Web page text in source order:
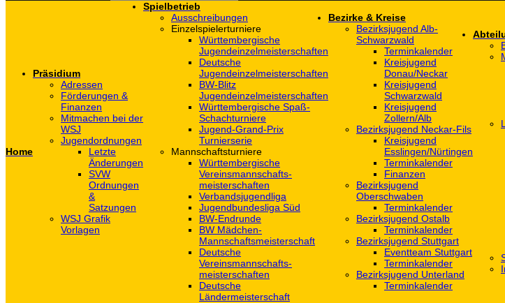
Home
Präsidium
Adressen
Förderungen &
Finanzen
Mitmachen bei der
WSJ
Jugendordnungen
Letzte
Änderungen
SVW
Ordnungen
&
Satzungen
WSJ Grafik
Vorlagen
Spielbetrieb
Ausschreibungen
Einzelspielerturniere
Württembergische
Jugendeinzelmeisterschaften
Deutsche
Jugendeinzelmeisterschaften
BW-Blitz
Jugendeinzelmeisterschaften
Württembergische Spaß-
Schachturniere
Jugend-Grand-Prix
Turnierserie
Mannschaftsturniere
Württembergische
Vereinsmannschafts-
meisterschaften
Verbandsjugendliga
Jugendbundesliga Süd
BW-Endrunde
BW Mädchen-
Mannschaftsmeisterschaft
Deutsche
Vereinsmannschafts-
meisterschaften
Deutsche
Ländermeisterschaft
Bezirke & Kreise
Bezirksjugend Alb-
Schwarzwald
Terminkalender
Kreisjugend
Donau/Neckar
Kreisjugend
Schwarzwald
Kreisjugend
Zollern/Alb
Bezirksjugend Neckar-Fils
Kreisjugend
‎Esslingen/Nürtingen
Terminkalender
Finanzen
Bezirksjugend
Oberschwaben
Terminkalender
Bezirksjugend Ostalb
Terminkalender
Bezirksjugend Stuttgart
‎Eventteam Stuttgart
Terminkalender
Bezirksjugend Unterland
Terminkalender